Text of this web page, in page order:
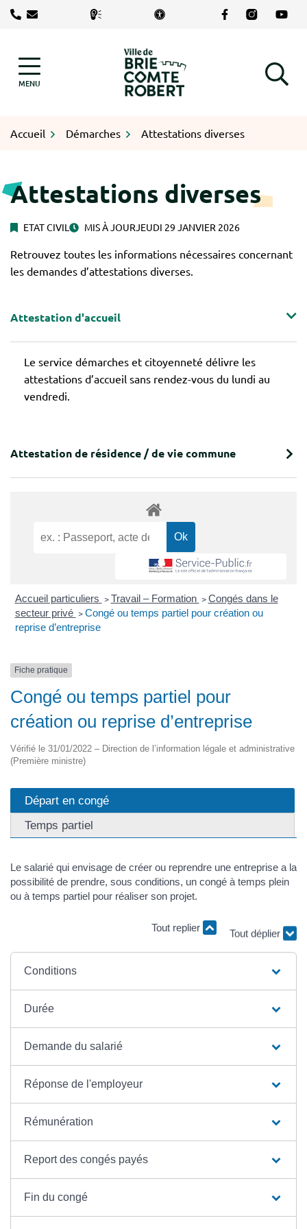
Aller
Lien vers le
Lien vers le
Lien
MENU Logo Brie-Comte-Robert
RECHERCHE
Accueil Démarches Attestations diverses
Attestations diverses
ETAT CIVIL MIS À JOURJEUDI 29 JANVIER 2026
Retrouvez toutes les informations nécessaires concernant
les demandes d’attestations diverses.
Attestation d'accueil
Le service démarches et citoyenneté délivre les
attestations d’accueil sans rendez-vous du lundi au
vendredi.
Attestation de résidence / de vie commune
Accueil particuliers > Travail – Formation > Congés dans le
secteur privé > Congé ou temps partiel pour création ou
reprise d’entreprise
Fiche pratique
Congé ou temps partiel pour
création ou reprise d’entreprise
Vérifié le 31/01/2022 – Direction de l’information légale et administrative
(Première ministre)
Départ en congé
Temps partiel
Le salarié qui envisage de créer ou reprendre une entreprise a la
possibilité de prendre, sous conditions, un congé à temps plein
ou à temps partiel pour réaliser son projet.
Tout replier
Tout déplier
Conditions
Durée
Demande du salarié
Réponse de l'employeur
Rémunération
Report des congés payés
Fin du congé